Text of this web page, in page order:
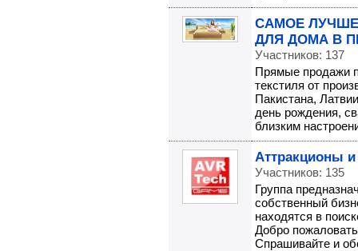
САМОЕ
ДЛЯ ДОМА В
Участников: 137
Прямые продажи
текстиля от
Пакистана,
день рождения,
близким
Аттракционы
Участников: 135
Группа
собственный
находятся в
Добро
Спрашивайте и